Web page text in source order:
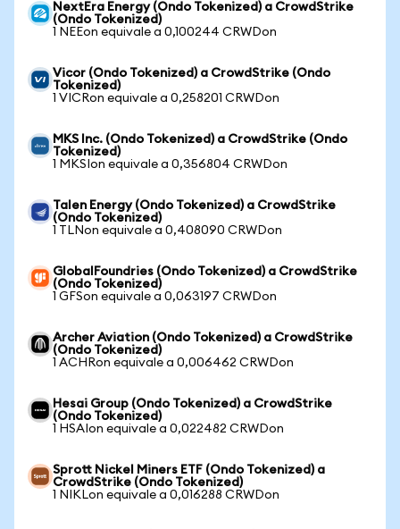
NextEra Energy (Ondo Tokenized) a CrowdStrike
(Ondo Tokenized)
1 NEEon equivale a 0,100244 CRWDon
Vicor (Ondo Tokenized) a CrowdStrike (Ondo
Tokenized)
1 VICRon equivale a 0,258201 CRWDon
MKS Inc. (Ondo Tokenized) a CrowdStrike (Ondo
Tokenized)
1 MKSIon equivale a 0,356804 CRWDon
Talen Energy (Ondo Tokenized) a CrowdStrike
(Ondo Tokenized)
1 TLNon equivale a 0,408090 CRWDon
GlobalFoundries (Ondo Tokenized) a CrowdStrike
(Ondo Tokenized)
1 GFSon equivale a 0,063197 CRWDon
Archer Aviation (Ondo Tokenized) a CrowdStrike
(Ondo Tokenized)
1 ACHRon equivale a 0,006462 CRWDon
Hesai Group (Ondo Tokenized) a CrowdStrike
(Ondo Tokenized)
1 HSAIon equivale a 0,022482 CRWDon
Sprott Nickel Miners ETF (Ondo Tokenized) a
CrowdStrike (Ondo Tokenized)
1 NIKLon equivale a 0,016288 CRWDon